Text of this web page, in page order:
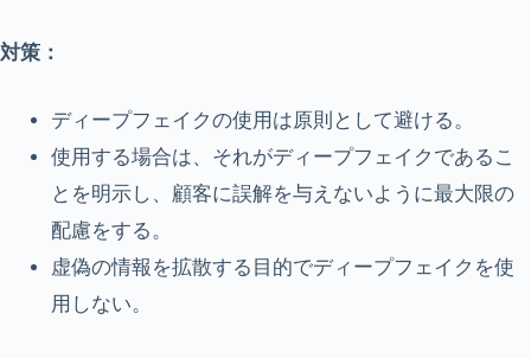
対策：
ディープフェイクの使用は原則として避ける。
使用する場合は、それがディープフェイクであるこ
とを明示し、顧客に誤解を与えないように最大限の
配慮をする。
虚偽の情報を拡散する目的でディープフェイクを使
用しない。